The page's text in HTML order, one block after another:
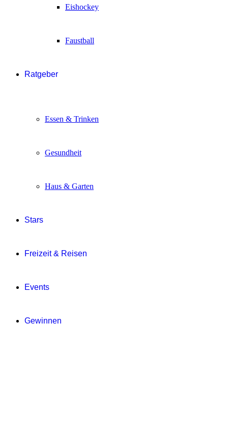
Eishockey
Faustball
Ratgeber
Essen & Trinken
Gesundheit
Haus & Garten
Stars
Freizeit & Reisen
Events
Gewinnen